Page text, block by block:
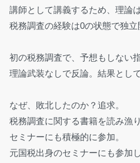
講師として講義するため、理論
税務調査の経験は0の状態で独立
初の税務調査で、予想もしない
理論武装なしで反論。結果とし
なぜ、敗北したのか？追求。
税務調査に関する書籍を読み漁り
セミナーにも積極的に参加。
元国税出身のセミナーにも参加し